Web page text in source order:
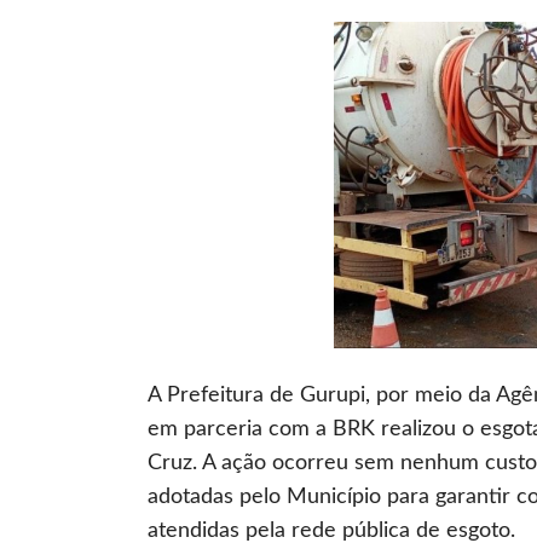
A Prefeitura de Gurupi, por meio da
em parceria com a BRK realizou o
Cruz. A ação ocorreu sem nenhum
adotadas pelo Município para garantir
atendidas pela rede pública de esgoto.